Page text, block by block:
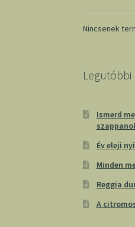
Nincsenek
Legutóbbi
Ismerd
Év eleji
Minden
Reggia
A